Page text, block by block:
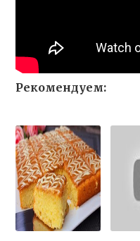
Рекомендуем: